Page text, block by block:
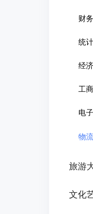
财
统
经
工
电
物
旅游
文化